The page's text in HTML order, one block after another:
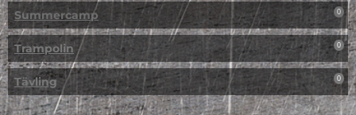
Summercamp 0
Trampolin 0
Tävling 0